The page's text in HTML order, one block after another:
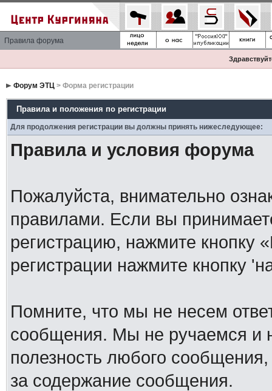
Правила форума
Форум ЭТЦ> Форма регистрации
Правила и положения по регистрации
Для продолжения регистрации вы должны принять нижеследующее:
Правила и условия форума
Пожалуйста, внимательно
правилами. Если вы
регистрацию, нажмите кнопку
регистрации нажмите кнопку
Помните, что мы не несем
сообщения. Мы не ручаемся и
полезность любого
за содержание сообщения.